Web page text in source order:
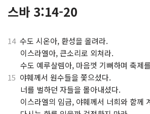
스바 3:14-20
14수도 시온아, 환성을 올려라.
이스라엘아, 큰소리로 외쳐라.
수도 예루살렘아, 마음껏 기뻐하며 축제
15 야훼께서 원수들을 쫓으셨다.
너를 벌하던 자들을 몰아내셨다.
이스라엘의 임금, 야훼께서 너희와 함께